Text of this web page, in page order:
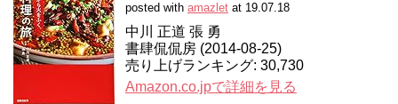
posted with amazlet at 19.07.18
中川 正道 張 勇
書肆侃侃房 (2014-08-25)
売り上げランキング: 30,730
Amazon.co.jpで詳細を見る